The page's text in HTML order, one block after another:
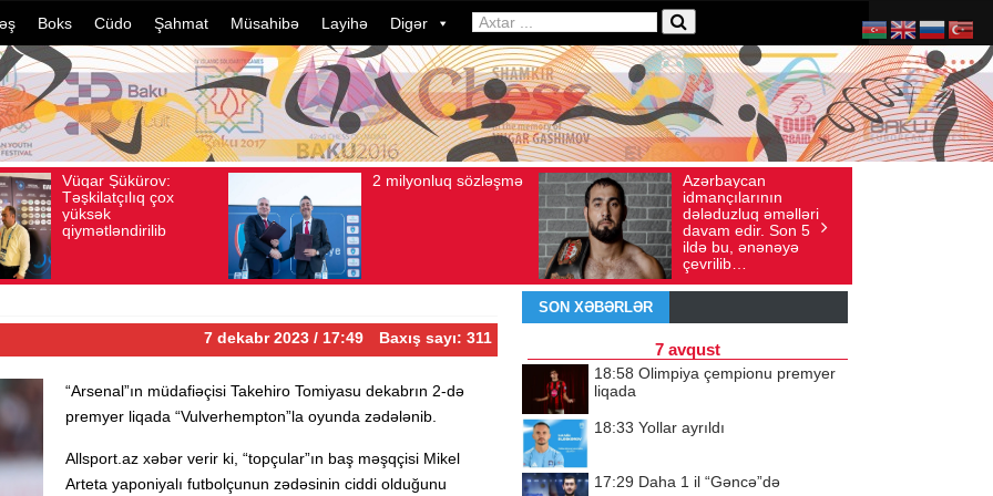
Boks Cüdo Şahmat Müsahibə Layihə Digər
2 milyonluq sözləşmə
Avqust 04, 2026
Azərbaycan
idmançılarının
dələduzluq əməlləri
davam edir. Son 5
ildə bu, ənənəyə
Baxış sayı: 136
Avqust 04, 2026
qeyd etməsə də,
ürəyi hər zaman
doğma yurdu ilə
döyünür
İyul 30, 2026
7 dekabr 2023 / 17:49 Baxış sayı: 311
“Arsenal”ın müdafiəçisi Takehiro Tomiyasu dekabrın 2-də
premyer liqada “Vulverhempton”la oyunda zədələnib.
Allsport.az xəbər verir ki, “topçular”ın baş məşqçisi Mikel
Arteta yaponiyalı futbolçunun zədəsinin ciddi olduğunu
SON XƏBƏRLƏR
7 avqust
18:58 Olimpiya çempionu premyer
liqada
18:33 Yollar ayrıldı
17:29 Daha 1 il “Gəncə”də